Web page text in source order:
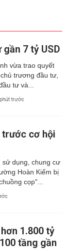
7 tỷ USD
vừa trao quyết
trương đầu tư,
tư và...
trước
trước cơ hội
sử dụng, chung cư
Hoàn Kiếm bị
cọp"...
1.800 tỷ
tầng gần